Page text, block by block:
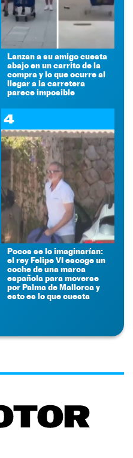
Lanzan a su amigo cuesta
abajo en un carrito de la
compra y lo que ocurre al
llegar a la carretera
parece imposible
4
Pocos se lo imaginarían:
el rey Felipe VI escoge un
coche de una marca
española para moverse
por Palma de Mallorca y
esto es lo que cuesta